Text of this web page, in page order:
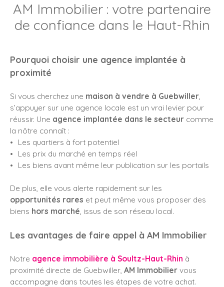
AM Immobilier : votre partenaire
de confiance dans le Haut-Rhin
Pourquoi choisir une agence implantée à
proximité
Si vous cherchez une maison à vendre à Guebwiller,
s’appuyer sur une agence locale est un vrai levier pour
réussir. Une agence implantée dans le secteur comme
la nôtre connaît :
Les quartiers à fort potentiel
Les prix du marché en temps réel
Les biens avant même leur publication sur les portails
De plus, elle vous alerte rapidement sur les
opportunités rares et peut même vous proposer des
biens hors marché, issus de son réseau local.
Les avantages de faire appel à AM Immobilier
Notre agence immobilière à Soultz-Haut-Rhin à
proximité directe de Guebwiller, AM Immobilier vous
accompagne dans toutes les étapes de votre achat.